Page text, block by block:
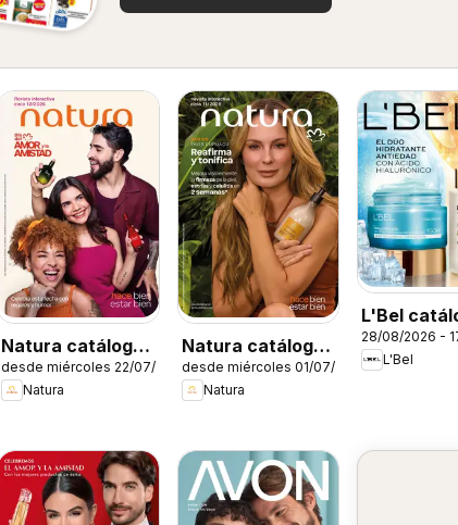
Natura catálogo
ciclo 12
desde miércoles 22/07/2026
Natura
Natura catálogo
Ciclo 11
desde miércoles 01/07/2026
Natura
L'Bel
C13
28/08/2026 -
L'Bel